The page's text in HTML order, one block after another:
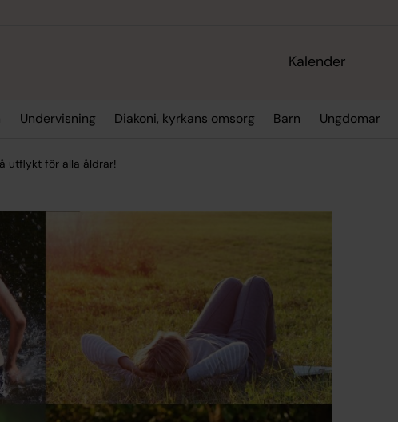
Kalender
Undervisning Diakoni, kyrkans omsorg Barn Ungdomar
utflykt för alla åldrar!